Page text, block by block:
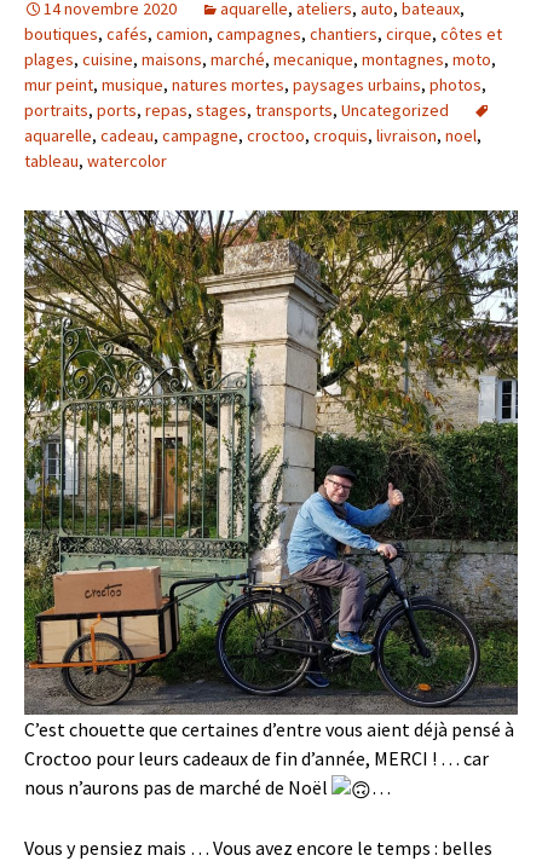
14 novembre 2020 aquarelle, ateliers, auto, bateaux,
boutiques, cafés, camion, campagnes, chantiers, cirque, côtes et
plages, cuisine, maisons, marché, mecanique, montagnes, moto,
mur peint, musique, natures mortes, paysages urbains, photos,
portraits, ports, repas, stages, transports, Uncategorized
aquarelle, cadeau, campagne, croctoo, croquis, livraison, noel,
tableau, watercolor
C’est chouette que certaines d’entre vous aient déjà pensé à
Croctoo pour leurs cadeaux de fin d’année, MERCI ! … car
nous n’aurons pas de marché de Noël
…
Vous y pensiez mais … Vous avez encore le temps : belles